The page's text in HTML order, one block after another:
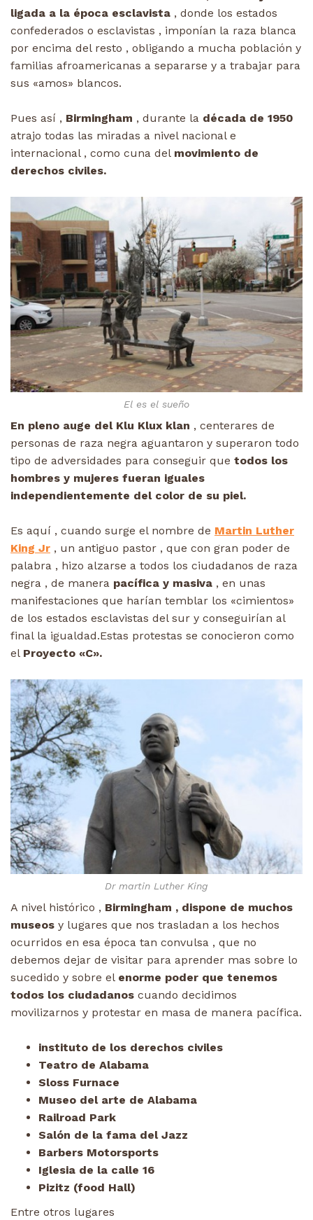
ligada a la época esclavista , donde los estados
confederados o esclavistas , imponían la raza blanca
por encima del resto , obligando a mucha población y
familias afroamericanas a separarse y a trabajar para
sus «amos» blancos.
Pues así , Birmingham , durante la década de 1950
atrajo todas las miradas a nivel nacional e
internacional , como cuna del movimiento de
derechos civiles.
El es el sueño
En pleno auge del Klu Klux klan , centerares de
personas de raza negra aguantaron y superaron todo
tipo de adversidades para conseguir que todos los
hombres y mujeres fueran iguales
independientemente del color de su piel.
Es aquí , cuando surge el nombre de Martin Luther
King Jr , un antiguo pastor , que con gran poder de
palabra , hizo alzarse a todos los ciudadanos de raza
negra , de manera pacífica y masiva , en unas
manifestaciones que harían temblar los «cimientos»
de los estados esclavistas del sur y conseguirían al
final la igualdad.Estas protestas se conocieron como
el Proyecto «C».
Dr martin Luther King
A nivel histórico , Birmingham , dispone de muchos
museos y lugares que nos trasladan a los hechos
ocurridos en esa época tan convulsa , que no
debemos dejar de visitar para aprender mas sobre lo
sucedido y sobre el enorme poder que tenemos
todos los ciudadanos cuando decidimos
movilizarnos y protestar en masa de manera pacífica.
instituto de los derechos civiles
Teatro de Alabama
Sloss Furnace
Museo del arte de Alabama
Railroad Park
Salón de la fama del Jazz
Barbers Motorsports
Iglesia de la calle 16
Pizitz (food Hall)
Entre otros lugares